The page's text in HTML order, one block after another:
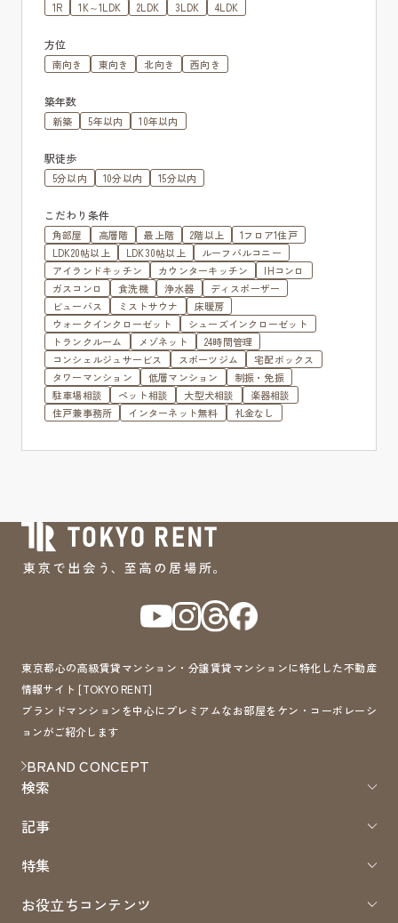
1R 1K～1LDK 2LDK 3LDK 4LDK
方位
南向き 東向き 北向き 西向き
築年数
新築 5年以内 10年以内
駅徒歩
5分以内 10分以内 15分以内
こだわり条件
角部屋 高層階 最上階 2階以上
1フロア1住戸
LDK20帖以上
LDK30帖以上
ルーフバルコニー
アイランドキッチン
カウンターキッチン
IHコンロ
ガスコンロ
食洗機 浄水器
ディスポーザー
ビューバス
ミストサウナ
床暖房
ウォークインクローゼット
シューズインクローゼット
トランクルーム
メゾネット
24時間管理
コンシェルジュサービス
スポーツジム
宅配ボックス
タワーマンション
低層マンション
制振・免振
駐車場相談
ペット相談 大型犬相談
楽器相談
住戸兼事務所
インターネット無料 礼金なし
東京都心の高級賃貸マンション・分譲賃貸マンションに特化した不動産
情報サイト [TOKYO RENT]
ブランドマンションを中心にプレミアムなお部屋をケン・コーポレーシ
ョンがご紹介します
BRAND CONCEPT
検索
記事
特集
お役立ちコンテンツ